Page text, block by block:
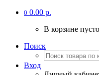
0 0.00 р.
В корзине
Поиск
Вход